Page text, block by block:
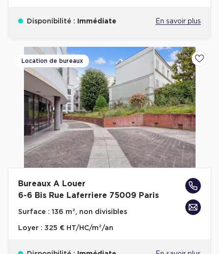
Disponibilité : Immédiate En savoir plus
Location de bureaux
Bureaux A Louer
6-6 Bis Rue Laferriere 75009 Paris
Surface : 136 m², non divisibles
Loyer : 325 € HT/HC/m²/an